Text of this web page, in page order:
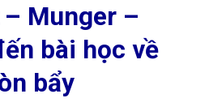
Munger –
bài học về
bẩy